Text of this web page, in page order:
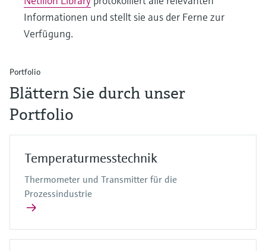
Informationen und stellt sie aus der Ferne zur
Verfügung.
Portfolio
Blättern Sie durch unser
Portfolio
Temperaturmesstechnik
Thermometer und Transmitter für die
Prozessindustrie